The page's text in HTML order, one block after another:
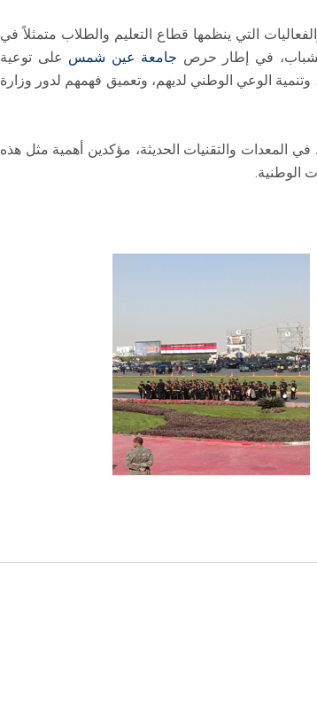
التي ينظمها قطاع التعليم والطلاب متمثلاً في
الشباب، في إطار حرص جامعة عين شمس على توعية
الوعي الوطني لديهم، وتعميق فهمهم لدور وزارة
والتقنيات الحديثة، مؤكدين أهمية مثل هذه
الوطنية.